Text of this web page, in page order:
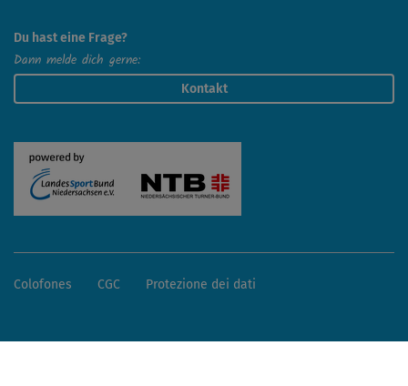
Du hast eine Frage?
Dann melde dich gerne:
Kontakt
Colofones CGC Protezione dei dati